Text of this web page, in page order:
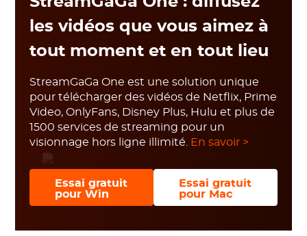
les vidéos que vous aimez à
tout moment et en tout lieu
StreamGaGa One est une solution unique
pour télécharger des vidéos de Netflix, Prime
Video, OnlyFans, Disney Plus, Hulu et plus de
1500 services de streaming pour un
visionnage hors ligne illimité. En savoir >
Essai gratuit
pour Win
Essai gratuit
pour Mac